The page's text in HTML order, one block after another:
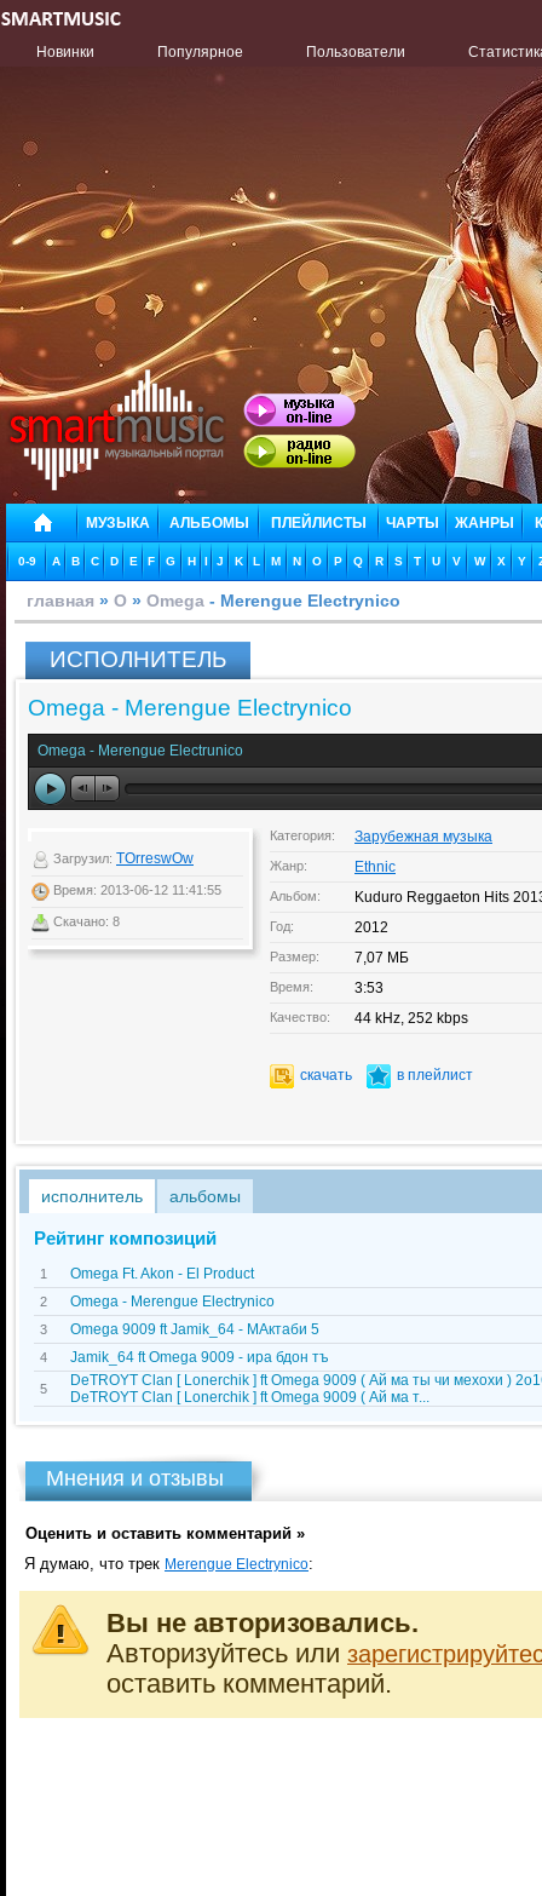
Новинки Популярное Пользователи
МУЗЫКА АЛЬБОМЫ ПЛЕЙЛИСТЫ ЧАРТЫ ЖАНРЫ
0-9 A B C D E F G H I J K L M N O P Q R S T U V W X Y
главная » O » Omega - Merengue Electrуnico
ИСПОЛНИТЕЛЬ
Omega - Merengue Electrуnico
Omega - Merengue Electrunico
Загрузил: TOrreswOw
Время: 2013-06-12 11:41:55
Скачано: 8
Категория: Зарубежная музыка
Жанр: Ethnic
Альбом: Kuduro Reggaeton Hits
Год: 2012
Размер: 7,07 МБ
Время: 3:53
Качество: 44 kHz, 252 kbps
скачать в плейлист
исполнитель альбомы
Рейтинг композиций
1 Omega Ft. Akon - El Product
2 Omega - Merengue Electrуnico
3 Omega 9009 ft Jamik_64 - МАктаби 5
4 Jamik_64 ft Omega 9009 - ира бдон тъ
5
DeTROYT Clan [ Lonerchik ] ft Omega 9009 ( Ай ма ты чи мехохи )
DeTROYT Clan [ Lonerchik ] ft Omega 9009 ( Ай ма т...
Мнения и отзывы
Оценить и оставить комментарий »
Я думаю, что трек Merengue Electrуnico:
Вы не авторизовались.
Авторизуйтесь или
оставить комментарий.